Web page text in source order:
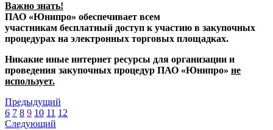
Важно знать!
ПАО «Юнипро» обеспечивает всем
участникам бесплатный доступ к участию в закупочных
процедурах на электронных торговых площадках.
Никакие иные интернет ресурсы для организации и
проведения закупочных процедур ПАО «Юнипро» не
использует.
Предыдущий
6 7 8 9 10 11 12
Следующий